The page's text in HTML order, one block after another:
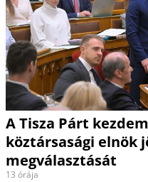
A Tisza Párt
köztársasági elnök
megválasztását
13 órája